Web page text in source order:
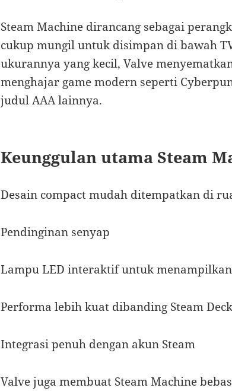
Steam Machine dirancang sebagai
cukup mungil untuk disimpan di bawah
ukurannya yang kecil, Valve
menghajar game modern seperti
judul AAA lainnya.
Keunggulan utama Steam
Desain compact mudah ditempatkan di
Pendinginan senyap
Lampu LED interaktif untuk
Performa lebih kuat dibanding Steam Deck
Integrasi penuh dengan akun Steam
Valve juga membuat Steam Machine